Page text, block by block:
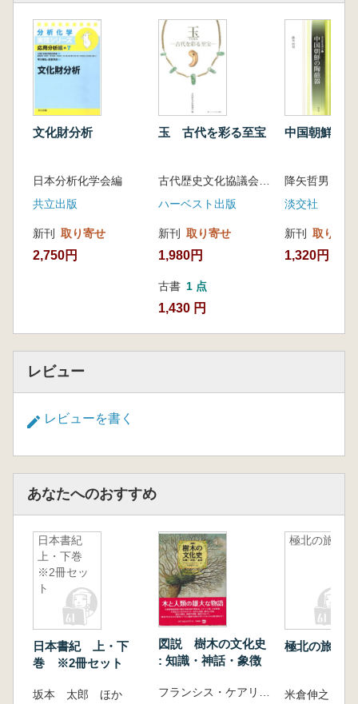
文化財分析
日本分析化学会編
共立出版
新刊 取り寄せ
2,750円
玉 古代を彩る至宝
ハーベスト出版
新刊 取り寄せ
1,980円
古書 1 点
1,430 円
中国朝鮮の
降矢哲男 著
淡交社
新刊 取り寄せ
1,320円
レビュー
レビューを書く
あなたへのおすすめ
日本書紀
上・下巻
※2冊セッ
ト
日本書紀 上・下
巻 ※2冊セット
坂本 太郎 ほか
図説 樹木の文化史
: 知識・神話・象徴
極北の旅人
極北の旅人
米倉伸之 編